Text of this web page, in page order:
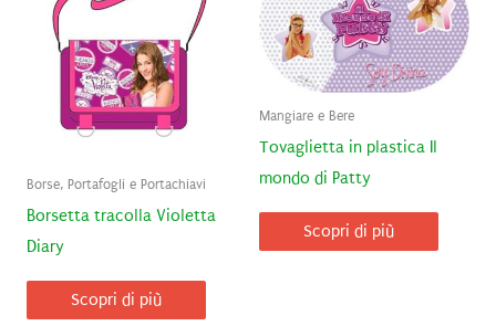
Borse, Portafogli e Portachiavi
Borsetta tracolla Violetta
Diary
Scopri di più
Mangiare e Bere
Tovaglietta in plastica Il
mondo di Patty
Scopri di più